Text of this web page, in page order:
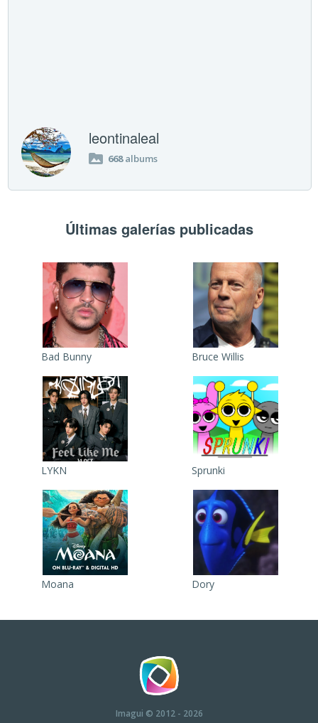
leontinaleal
668albums
Últimas galerías publicadas
Bad Bunny Bruce Willis
LYKN Sprunki
Moana Dory
Imagui © 2012 - 2026